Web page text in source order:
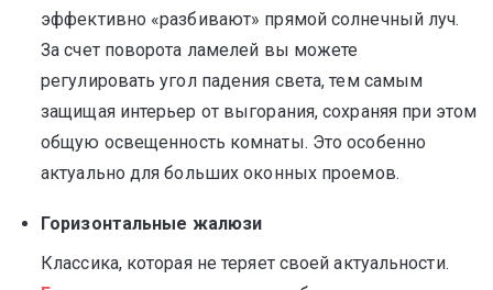
эффективно «разбивают» прямой солнечный луч.
За счет поворота ламелей вы можете
регулировать угол падения света, тем самым
защищая интерьер от выгорания, сохраняя при этом
общую освещенность комнаты. Это особенно
актуально для больших оконных проемов.
Горизонтальные жалюзи
Классика, которая не теряет своей актуальности.